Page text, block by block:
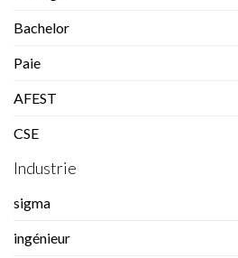
Bachelor
Paie
AFEST
CSE
Industrie
sigma
ingénieur